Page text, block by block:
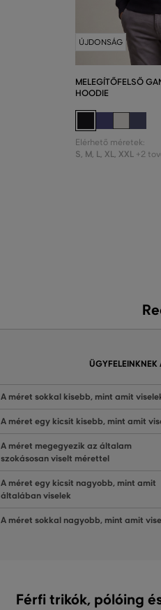
ÚJDONSÁG
MELEGÍTŐFELSŐ
HOODIE
Elérhető méretek:
S, M, L, XL, XXL +2
ÜGYFELEINKNEK
A méret sokkal kisebb, mint amit
A méret egy kicsit kisebb, mint amit
A méret megegyezik az általam
szokásosan viselt mérettel
A méret egy kicsit nagyobb, mint amit
általában viselek
A méret sokkal nagyobb, mint amit
Férfi trikók, pólóing